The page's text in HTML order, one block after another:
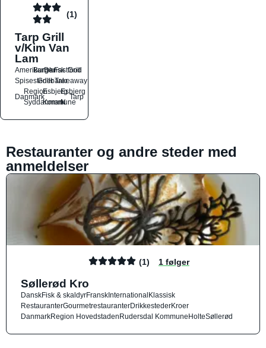
(1)
Tarp Grill
v/Kim Van
Lam
Amerikansk
BurgerDanskFastfood
Grill
SpisestederGrillbarerTakeaway
Danmark
Region
Syddanmark
Esbjerg
Kommune
Esbjerg
N
Tarp
Restauranter og andre steder med
anmeldelser
(1) 1 følger
Søllerød Kro
DanskFisk & skaldyrFranskInternationalKlassisk
RestauranterGourmetrestauranterDrikkestederKroer
DanmarkRegion HovedstadenRudersdal KommuneHolteSøllerød